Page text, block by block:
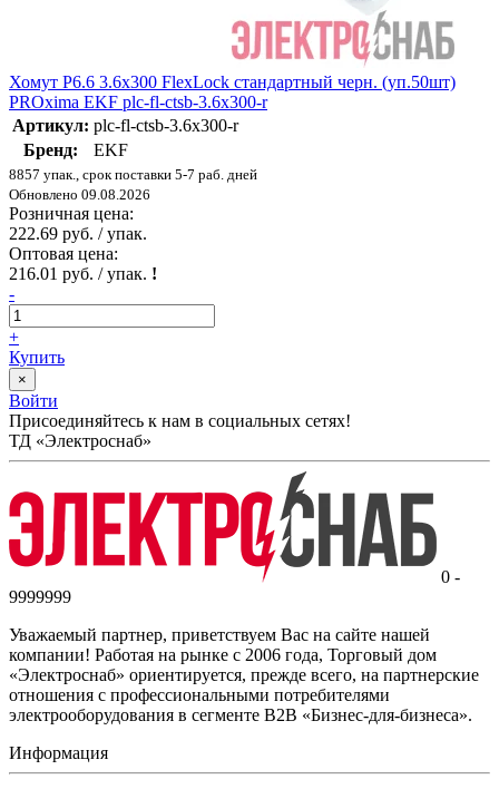
Хомут P6.6 3.6x300 FlexLock стандартный черн. (уп.50шт)
PROxima EKF plc-fl-ctsb-3.6x300-r
Артикул: plc-fl-ctsb-3.6x300-r
Бренд:
EKF
8857 упак., срок поставки 5-7 раб. дней
Обновлено 09.08.2026
Розничная цена:
222.69 руб. / упак.
Оптовая цена:
216.01 руб. / упак. !
-
+
Купить
×
Войти
Присоединяйтесь к нам в социальных сетях!
ТД «Электроснаб»
0 -
9999999
Уважаемый партнер, приветствуем Вас на сайте нашей
компании! Работая на рынке с 2006 года, Торговый дом
«Электроснаб» ориентируется, прежде всего, на партнерские
отношения с профессиональными потребителями
электрооборудования в сегменте B2B «Бизнес-для-бизнеса».
Информация